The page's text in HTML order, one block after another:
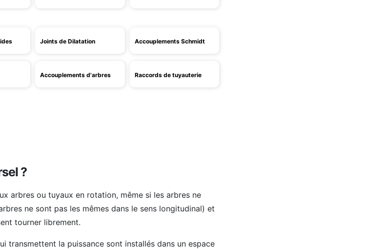
Joints de Dilatation Accouplements Schmidt
Accouplements d'arbres Raccords de tuyauterie
?
arbres ou tuyaux en rotation, même si les arbres ne
ne sont pas les mêmes dans le sens longitudinal) et
tourner librement.
transmettent la puissance sont installés dans un espace